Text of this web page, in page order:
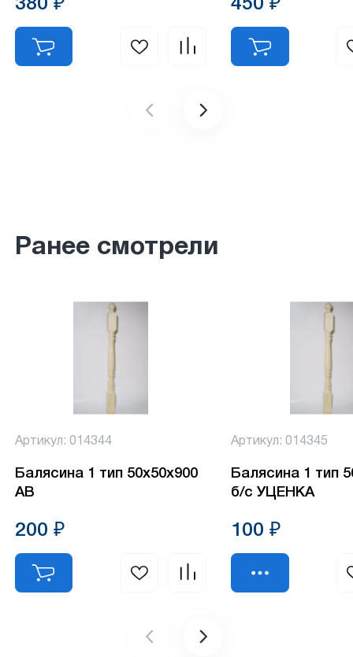
380 ₽ 450 ₽
Ранее смотрели
Артикул: 014344
Балясина 1 тип 50х50х900
АВ
200 ₽
Артикул: 014345
Балясина 1 тип
б/с УЦЕНКА
100 ₽